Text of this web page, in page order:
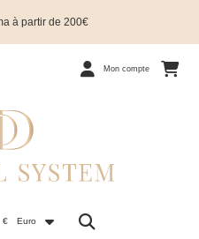
à partir de 200€
Mon compte
€ Euro